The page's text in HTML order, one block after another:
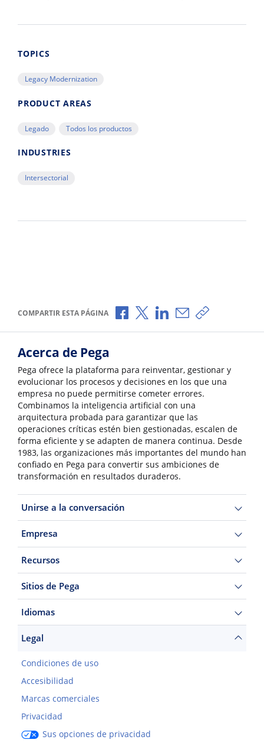
TOPICS
Legacy Modernization
PRODUCT AREAS
Legado Todos los productos
INDUSTRIES
Intersectorial
COMPARTIR ESTA PÁGINA Compartir a través de Facebook
Compartir a través de X
Compartir a través de
Compartir por
Copiar
Acerca de Pega
Pega ofrece la plataforma para reinventar, gestionar y
evolucionar los procesos y decisiones en los que una
empresa no puede permitirse cometer errores.
Combinamos la inteligencia artificial con una
arquitectura probada para garantizar que las
operaciones críticas estén bien gestionadas, escalen de
forma eficiente y se adapten de manera continua. Desde
1983, las organizaciones más importantes del mundo han
confiado en Pega para convertir sus ambiciones de
transformación en resultados duraderos.
Unirse a la conversación
Empresa
Recursos
Sitios de Pega
Idiomas
Legal
Condiciones de uso
Accesibilidad
Marcas comerciales
Privacidad
Sus opciones de privacidad